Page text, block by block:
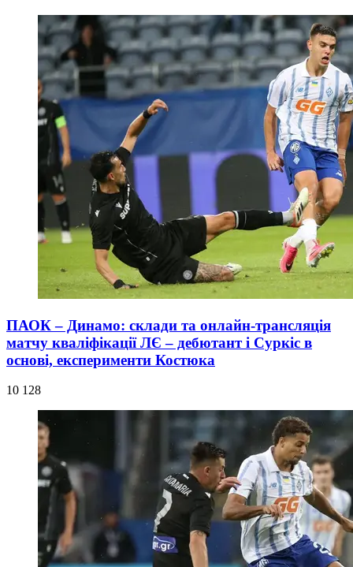
ПАОК – Динамо: склади та онлайн-трансляція
матчу кваліфікації ЛЄ – дебютант і Суркіс в
основі, експерименти Костюка
10 128